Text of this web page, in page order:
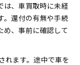
は、車買取時に未経
。還付の有無や手続
め、事前に確認して
れます。途中で車を